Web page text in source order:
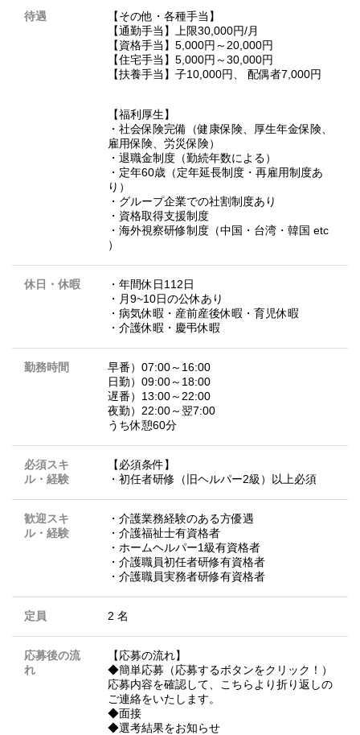
待遇
【その他・各種手当】
【通勤手当】上限30,000円/月
【資格手当】5,000円～20,000円
【住宅手当】5,000円～30,000円
【扶養手当】子10,000円、 配偶者7,000円
【福利厚生】
・社会保険完備（健康保険、厚生年金保険、
雇用保険、労災保険）
・退職金制度（勤続年数による）
・定年60歳（定年延長制度・再雇用制度あ
り）
・グループ企業での社割制度あり
・資格取得支援制度
・海外視察研修制度（中国・台湾・韓国 etc
）
休日・休暇
・年間休日112日
・月9~10日の公休あり
・病気休暇・産前産後休暇・育児休暇
・介護休暇・慶弔休暇
勤務時間
早番）07:00～16:00
日勤）09:00～18:00
遅番）13:00～22:00
夜勤）22:00～翌7:00
うち休憩60分
必須スキ
ル・経験
【必須条件】
・初任者研修（旧ヘルパー2級）以上必須
歓迎スキ
ル・経験
・介護業務経験のある方優遇
・介護福祉士有資格者
・ホームヘルパー1級有資格者
・介護職員初任者研修有資格者
・介護職員実務者研修有資格者
定員 2 名
応募後の流
れ
【応募の流れ】
◆簡単応募（応募するボタンをクリック！）
応募内容を確認して、こちらより折り返しの
ご連絡をいたします。
◆面接
◆選考結果をお知らせ